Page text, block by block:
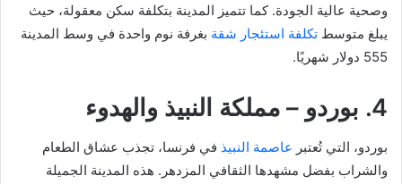
وصحية عالية الجودة. كما تتميز المدينة بتكلفة سكن معقولة، حيث
يبلغ متوسط تكلفة استئجار شقة بغرفة نوم واحدة في وسط المدينة
555 دولار شهريًا.
4. بوردو – مملكة النبيذ والهدوء
بوردو، التي تُعتبر عاصمة النبيذ في فرنسا، تجذب عشاق الطعام
والشراب بفضل مشهدها الثقافي المزدهر. هذه المدينة الجميلة